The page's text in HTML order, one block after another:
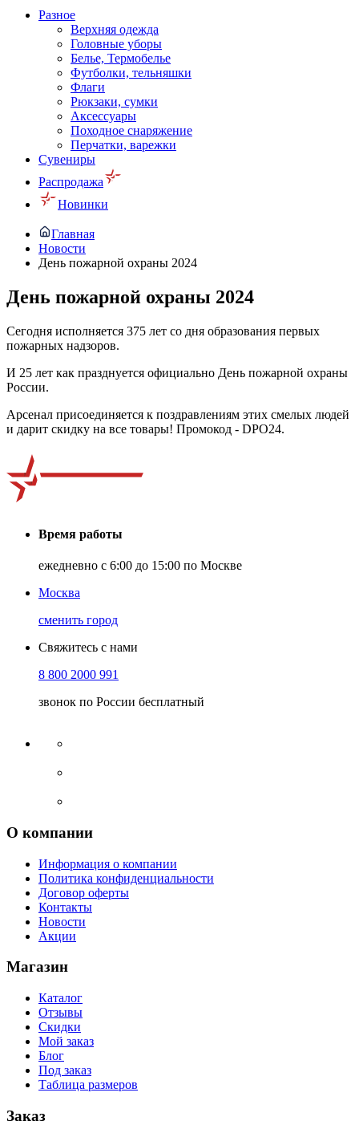
Разное
Верхняя одежда
Головные уборы
Белье, Термобелье
Футболки, тельняшки
Флаги
Рюкзаки, сумки
Аксессуары
Походное снаряжение
Перчатки, варежки
Сувениры
Распродажа
Новинки
Главная
Новости
День пожарной охраны 2024
День пожарной охраны 2024
Сегодня исполняется 375 лет со дня образования первых
пожарных надзоров.
И 25 лет как празднуется официально День пожарной охраны
России.
Арсенал присоединяется к поздравлениям этих смелых людей
и дарит скидку на все товары! Промокод - DPO24.
Время работы
ежедневно с 6:00 до 15:00 по Москве
Москва
сменить город
Свяжитесь с нами
8 800 2000 991
звонок по России бесплатный
О компании
Информация о компании
Политика конфиденциальности
Договор оферты
Контакты
Новости
Акции
Магазин
Каталог
Отзывы
Скидки
Мой заказ
Блог
Под заказ
Таблица размеров
Заказ